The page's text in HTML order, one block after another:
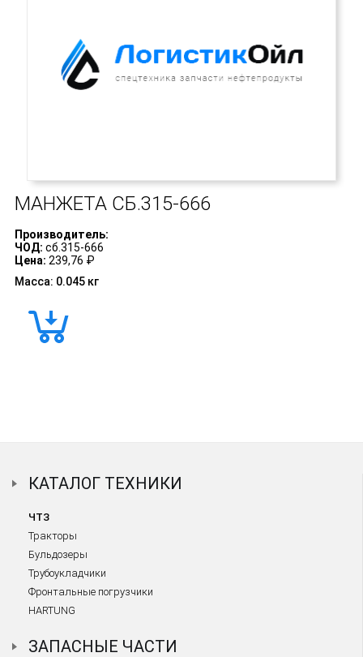
МАНЖЕТАСБ.315-666
Производитель:
ЧОД: сб.315-666
Цена: 239,76 ₽
Масса: 0.045 кг
КАТАЛОГ ТЕХНИКИ
ЧТЗ
Тракторы
Бульдозеры
Трубоукладчики
Фронтальные погрузчики
HARTUNG
ЗАПАСНЫЕ ЧАСТИ